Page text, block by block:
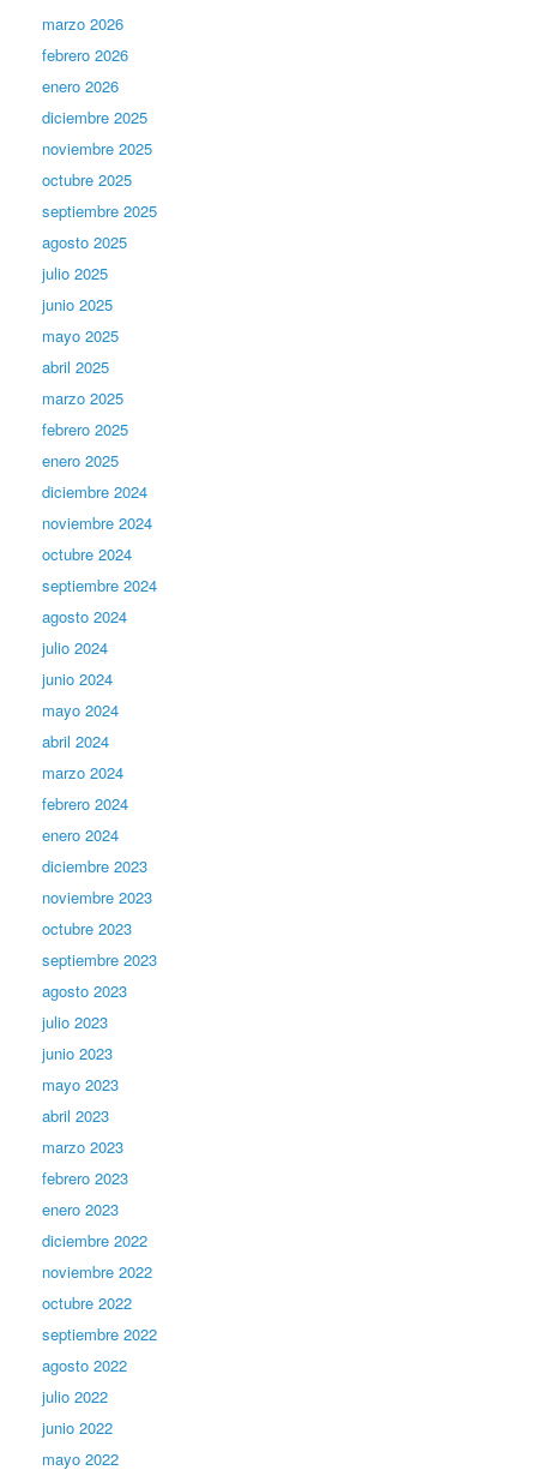
marzo 2026
febrero 2026
enero 2026
diciembre 2025
noviembre 2025
octubre 2025
septiembre 2025
agosto 2025
julio 2025
junio 2025
mayo 2025
abril 2025
marzo 2025
febrero 2025
enero 2025
diciembre 2024
noviembre 2024
octubre 2024
septiembre 2024
agosto 2024
julio 2024
junio 2024
mayo 2024
abril 2024
marzo 2024
febrero 2024
enero 2024
diciembre 2023
noviembre 2023
octubre 2023
septiembre 2023
agosto 2023
julio 2023
junio 2023
mayo 2023
abril 2023
marzo 2023
febrero 2023
enero 2023
diciembre 2022
noviembre 2022
octubre 2022
septiembre 2022
agosto 2022
julio 2022
junio 2022
mayo 2022